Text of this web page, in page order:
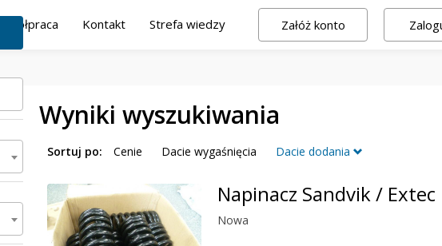
Współpraca Kontakt Strefa wiedzy Załóż konto
Wyniki wyszukiwania
Sortuj po: Cenie Dacie wygaśnięcia Dacie dodania
Napinacz Sandvik / Extec
Nowa